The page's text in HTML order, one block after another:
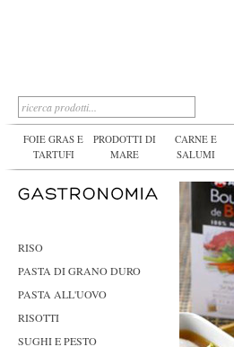
FOIE GRAS E
TARTUFI
PRODOTTI DI
MARE
CARNE E
SALUMI
RISO
PASTA DI GRANO DURO
PASTA ALL'UOVO
RISOTTI
SUGHI E PESTO